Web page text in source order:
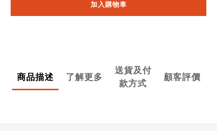
加入購物車
商品描述 了解更多
送貨及付
款方式
顧客評價